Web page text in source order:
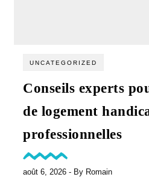
UNCATEGORIZED
Conseils experts
de logement
professionnelles
août 6, 2026 - By Romain